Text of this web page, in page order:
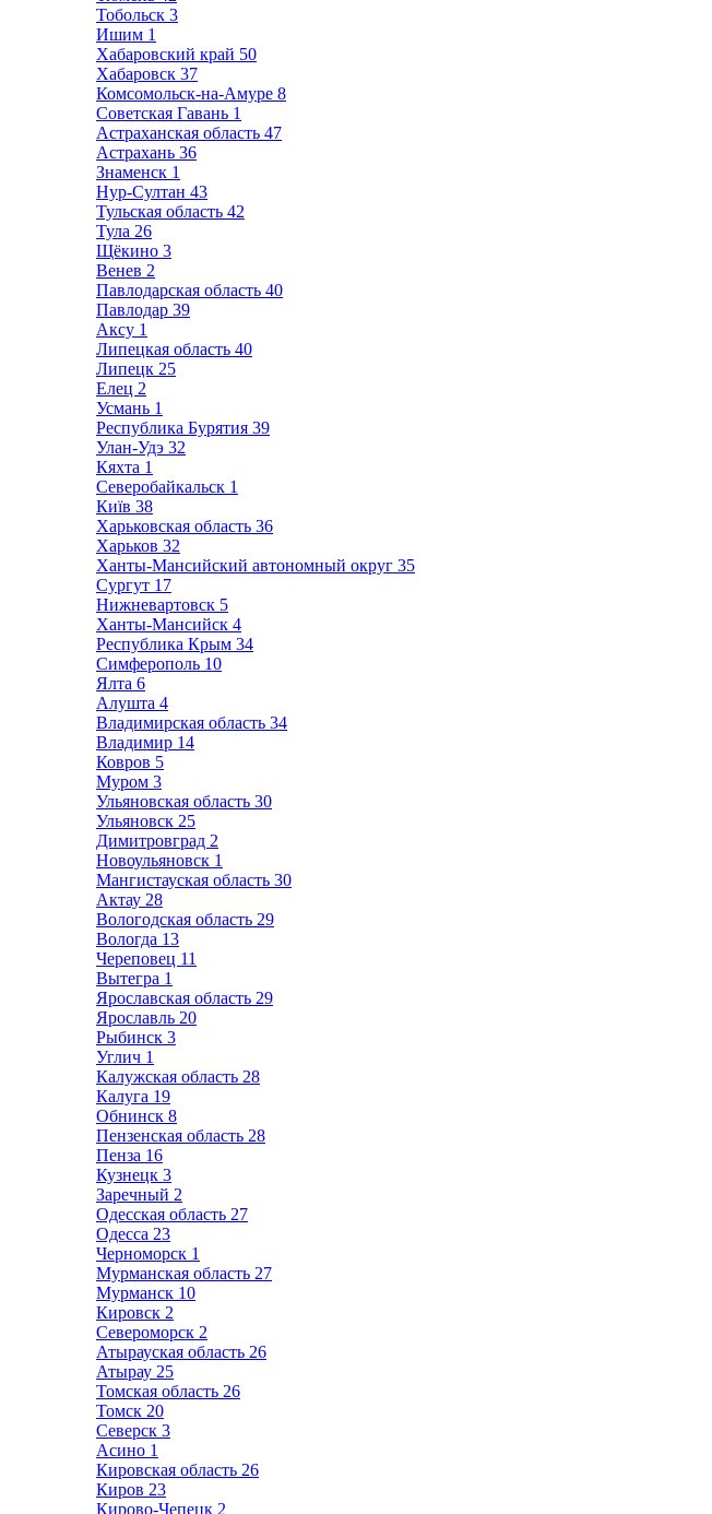
Тобольск 3
Ишим 1
Хабаровский край 50
Хабаровск 37
Комсомольск-на-Амуре 8
Советская Гавань 1
Астраханская область 47
Астрахань 36
Знаменск 1
Нур-Султан 43
Тульская область 42
Тула 26
Щёкино 3
Венев 2
Павлодарская область 40
Павлодар 39
Аксу 1
Липецкая область 40
Липецк 25
Елец 2
Усмань 1
Республика Бурятия 39
Улан-Удэ 32
Кяхта 1
Северобайкальск 1
Київ 38
Харьковская область 36
Харьков 32
Ханты-Мансийский автономный округ 35
Сургут 17
Нижневартовск 5
Ханты-Мансийск 4
Республика Крым 34
Симферополь 10
Ялта 6
Алушта 4
Владимирская область 34
Владимир 14
Ковров 5
Муром 3
Ульяновская область 30
Ульяновск 25
Димитровград 2
Новоульяновск 1
Мангистауская область 30
Актау 28
Вологодская область 29
Вологда 13
Череповец 11
Вытегра 1
Ярославская область 29
Ярославль 20
Рыбинск 3
Углич 1
Калужская область 28
Калуга 19
Обнинск 8
Пензенская область 28
Пенза 16
Кузнецк 3
Заречный 2
Одесская область 27
Одесса 23
Черноморск 1
Мурманская область 27
Мурманск 10
Кировск 2
Североморск 2
Атырауская область 26
Атырау 25
Томская область 26
Томск 20
Северск 3
Асино 1
Кировская область 26
Киров 23
Кирово-Чепецк 2